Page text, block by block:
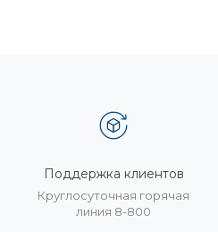
Поддержка клиентов
Круглосуточная горячая
линия 8-800